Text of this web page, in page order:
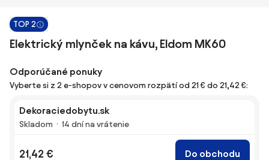
TOP 2
Elektrický mlynček na kávu, Eldom MK60
Odporúčané ponuky
Vyberte si z 2 e-shopov v cenovom rozpätí od 21 € do 21,42 €:
Dekoraciedobytu.sk
Skladom 14 dní na vrátenie
21,42 € Do obchodu